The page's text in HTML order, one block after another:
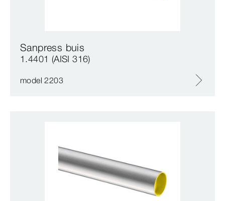
Sanpress buis
1.4401 (AISI 316)
model 2203